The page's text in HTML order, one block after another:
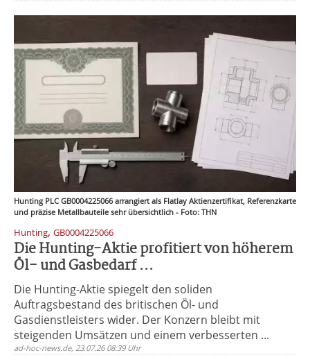
Hunting PLC GB0004225066 arrangiert als Flatlay Aktienzertifikat, Referenzkarte
und präzise Metallbauteile sehr übersichtlich - Foto: THN
Hunting, GB0004225066
Die Hunting-Aktie profitiert von höherem
Öl- und Gasbedarf ...
Die Hunting-Aktie spiegelt den soliden
Auftragsbestand des britischen Öl- und
Gasdienstleisters wider. Der Konzern bleibt mit
steigenden Umsätzen und einem verbesserten ...
ad-hoc-news.de, 23.07.26 08:39 Uhr